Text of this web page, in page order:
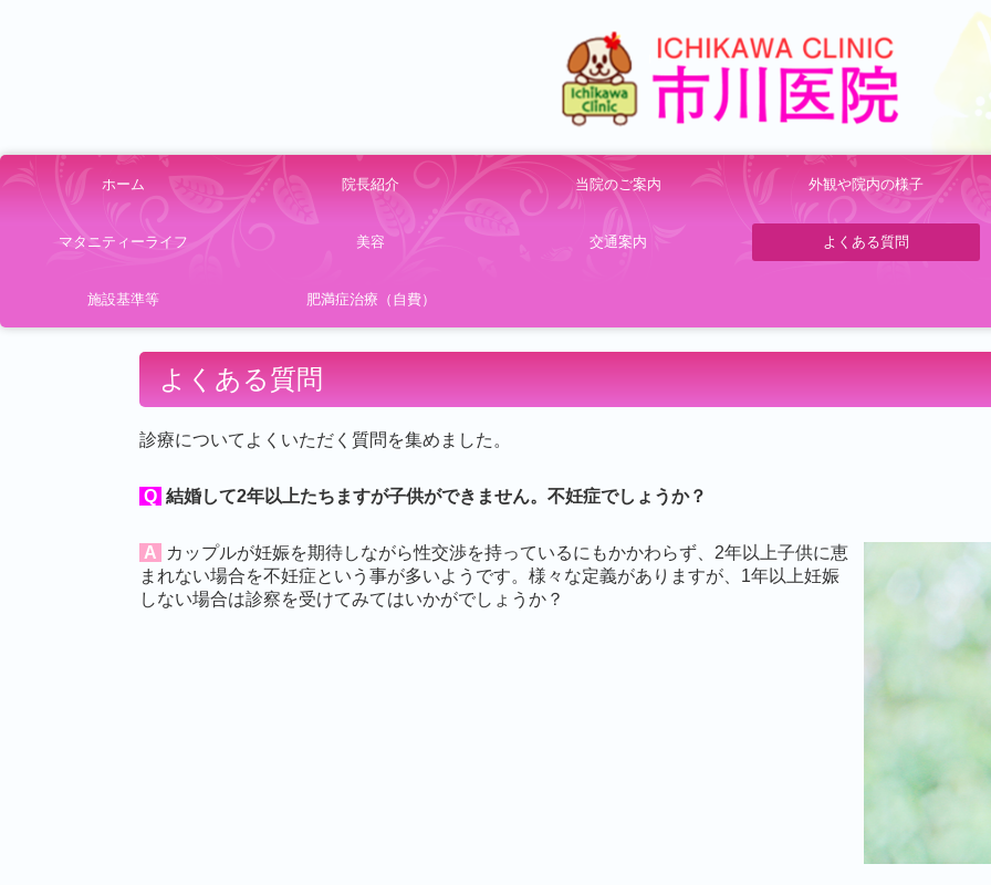
ホーム 院長紹介 当院のご案内 外観や院内の様子
マタニティーライフ 美容 交通案内 よくある質問
施設基準等 肥満症治療（自費）
よくある質問
診療についてよくいただく質問を集めました。
Q 結婚して2年以上たちますが子供ができません。不妊症でしょうか？
A
カップルが妊娠を期待しながら性交渉を持っているにもかかわらず、2年以上子供に恵
まれない場合を不妊症という事が多いようです。様々な定義がありますが、1年以上妊娠
しない場合は診察を受けてみてはいかがでしょうか？